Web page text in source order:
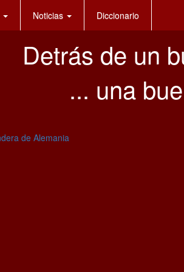
Noticias Diccionario
Detrás de un
... una